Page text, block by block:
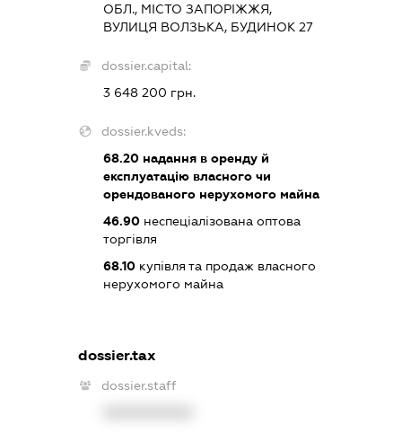
ОБЛ., МІСТО ЗАПОРІЖЖЯ,
ВУЛИЦЯ ВОЛЗЬКА, БУДИНОК 27
dossier.capital:
3 648 200 грн.
dossier.kveds:
68.20надання в оренду й
експлуатацію власного чи
орендованого нерухомого майна
46.90неспеціалізована оптова
торгівля
68.10купівля та продаж власного
нерухомого майна
dossier.tax
dossier.staff